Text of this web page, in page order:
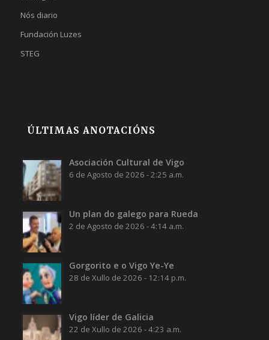
Nós diario
Fundación Luzes
STEG
ÚLTIMAS ANOTACIÓNS
Asociación Cultural de Vigo
6 de Agosto de 2026 - 2:25 a.m.
Un plan do galego para Rueda
2 de Agosto de 2026 - 4:14 a.m.
Gorgorito e o Vigo Ye-Ye
28 de Xullo de 2026 - 12:14 p.m.
Vigo líder de Galicia
22 de Xullo de 2026 - 4:23 a.m.